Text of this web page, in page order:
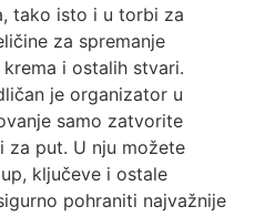
tako isto i u torbi za
za spremanje
i ostalih stvari.
je organizator u
samo zatvorite
za put. U nju možete
ključeve i ostale
pohraniti najvažnije